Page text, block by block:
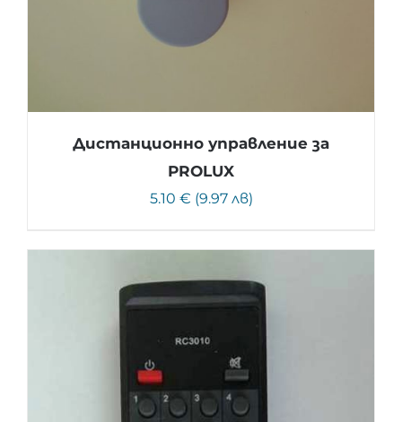
Дистанционно управление за
PROLUX
5.10 € (9.97 лв)